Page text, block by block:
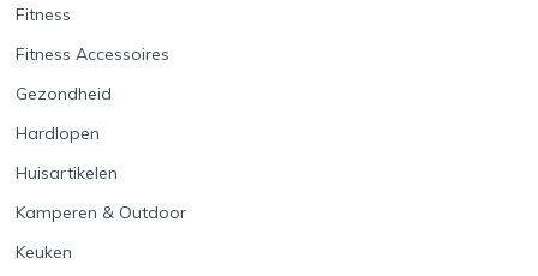
Fitness
Fitness Accessoires
Gezondheid
Hardlopen
Huisartikelen
Kamperen & Outdoor
Keuken